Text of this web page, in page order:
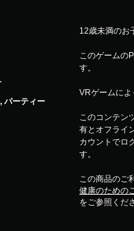
パーティー
12歳未満のお
このゲームの
す。
VRゲームによ
このコンテン
有とオフライ
カウントでロ
す。
この商品のご
健康のための
をご参照くだ